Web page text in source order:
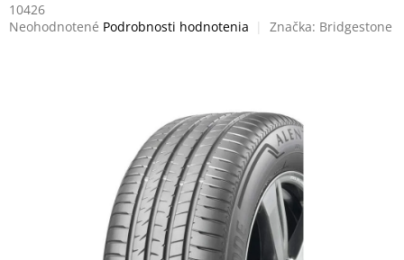
10426
Priemerné
Neohodnotené Podrobnosti hodnotenia Značka: Bridgestone